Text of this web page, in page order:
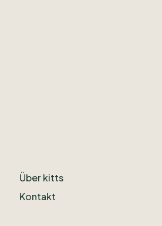
Über kitts
Kontakt